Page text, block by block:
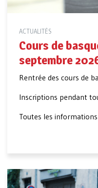
ACTUALITÉS
Cours de
septembre
Rentrée des cours de
Inscriptions pendant
Toutes les